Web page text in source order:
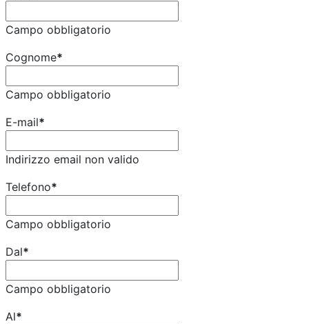
Campo obbligatorio
Cognome*
Campo obbligatorio
E-mail*
Indirizzo email non valido
Telefono*
Campo obbligatorio
Dal*
Campo obbligatorio
Al*